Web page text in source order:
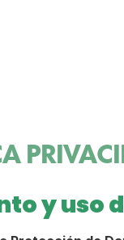
y uso